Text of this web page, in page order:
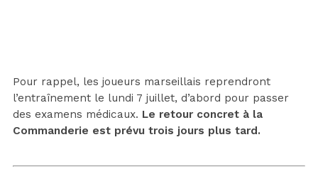
Pour rappel, les joueurs marseillais reprendront
l’entraînement le lundi 7 juillet, d’abord pour passer
des examens médicaux. Le retour concret à la
Commanderie est prévu trois jours plus tard.